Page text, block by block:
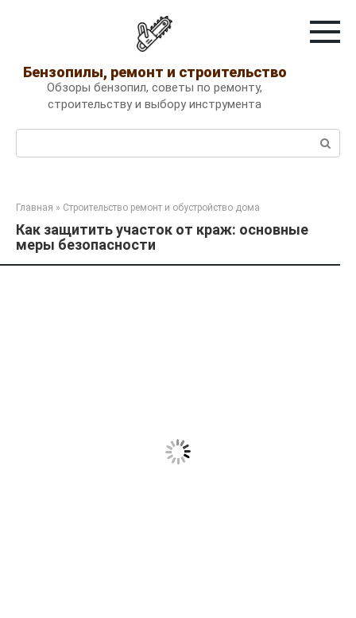
Бензопилы, ремонт и строительство
Обзоры бензопил, советы по ремонту,
строительству и выбору инструмента
Главная » Строительство ремонт и обустройство дома
Как защитить участок от краж: основные
меры безопасности